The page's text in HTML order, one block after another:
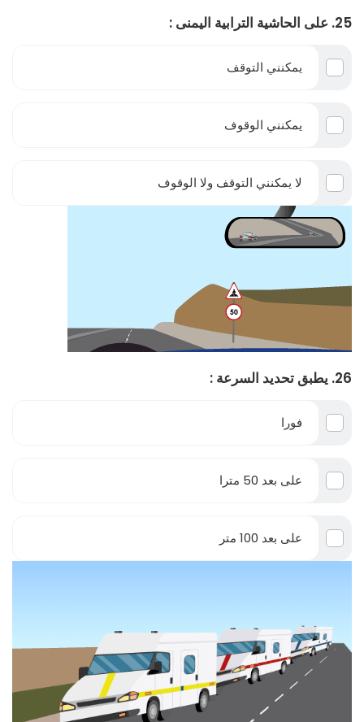
25. على الحاشية الترابية اليمنى :
يمكنني التوقف
يمكنني الوقوف
لا يمكنني التوقف ولا الوقوف
26. يطبق تحديد السرعة :
فورا
على بعد 50 مترا
على بعد 100 متر